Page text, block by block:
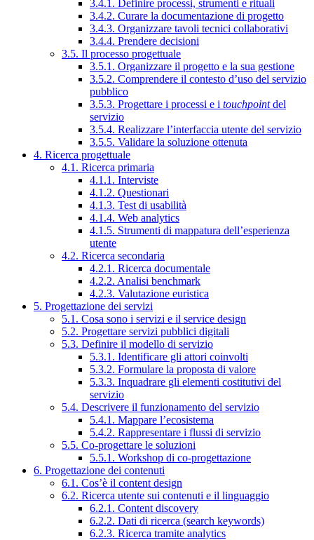
3.4.1. Definire processi, strumenti e rituali
3.4.2. Curare la documentazione di progetto
3.4.3. Organizzare tavoli tecnici collaborativi
3.4.4. Prendere decisioni
3.5. Il processo progettuale
3.5.1. Organizzare il progetto e la sua gestione
3.5.2. Comprendere il contesto d’uso del servizio
pubblico
3.5.3. Progettare i processi e i touchpointdel
servizio
3.5.4. Realizzare l’interfaccia utente del servizio
3.5.5. Validare la soluzione ottenuta
4. Ricerca progettuale
4.1. Ricerca primaria
4.1.1. Interviste
4.1.2. Questionari
4.1.3. Test di usabilità
4.1.4. Web analytics
4.1.5. Strumenti di mappatura dell’esperienza
utente
4.2. Ricerca secondaria
4.2.1. Ricerca documentale
4.2.2. Analisi benchmark
4.2.3. Valutazione euristica
5. Progettazione dei servizi
5.1. Cosa sono i servizi e il service design
5.2. Progettare servizi pubblici digitali
5.3. Definire il modello di servizio
5.3.1. Identificare gli attori coinvolti
5.3.2. Formulare la proposta di valore
5.3.3. Inquadrare gli elementi costitutivi del
servizio
5.4. Descrivere il funzionamento del servizio
5.4.1. Mappare l’ecosistema
5.4.2. Rappresentare i flussi di servizio
5.5. Co-progettare le soluzioni
5.5.1. Workshop di co-progettazione
6. Progettazione dei contenuti
6.1. Cos’è il content design
6.2. Ricerca utente sui contenuti e il linguaggio
6.2.1. Content discovery
6.2.2. Dati di ricerca (search keywords)
6.2.3. Ricerca tramite analytics